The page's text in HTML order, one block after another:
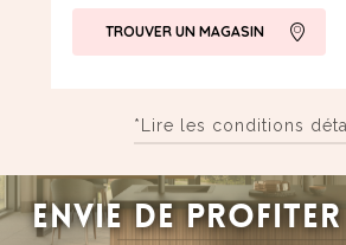
TROUVER UN MAGASIN
*Lire les conditions
Conditions spéciales de
ENVIE DE